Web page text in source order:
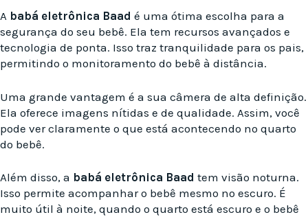
A babá eletrônica Baad é uma ótima escolha para a
segurança do seu bebê. Ela tem recursos avançados e
tecnologia de ponta. Isso traz tranquilidade para os pais,
permitindo o monitoramento do bebê à distância.
Uma grande vantagem é a sua câmera de alta definição.
Ela oferece imagens nítidas e de qualidade. Assim, você
pode ver claramente o que está acontecendo no quarto
do bebê.
Além disso, a babá eletrônica Baad tem visão noturna.
Isso permite acompanhar o bebê mesmo no escuro. É
muito útil à noite, quando o quarto está escuro e o bebê